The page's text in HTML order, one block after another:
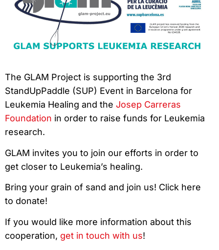
The GLAM Project is supporting the 3rd
StandUpPaddle (SUP) Event in Barcelona for
Leukemia Healing and the Josep Carreras
Foundation in order to raise funds for Leukemia
research.
GLAM invites you to join our efforts in order to
get closer to Leukemia’s healing.
Bring your grain of sand and join us! Click here
to donate!
If you would like more information about this
cooperation, get in touch with us!